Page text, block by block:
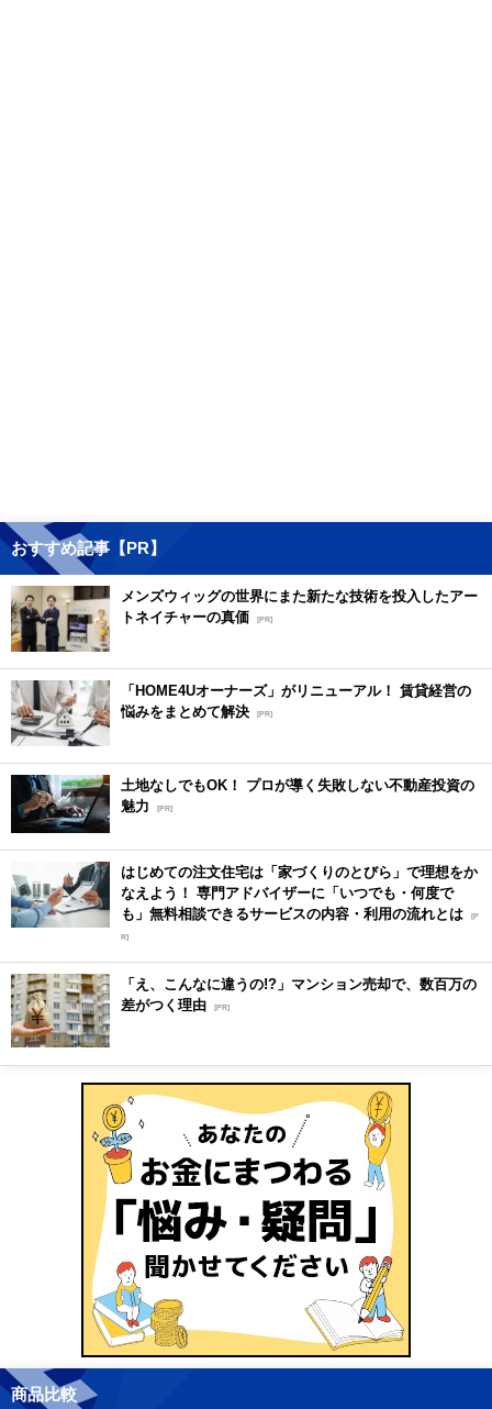
おすすめ記事【PR】
メンズウィッグの世界にまた新たな技術を投入したアー
トネイチャーの真価 [PR]
「HOME4Uオーナーズ」がリニューアル！ 賃貸経営の
悩みをまとめて解決 [PR]
土地なしでもOK！ プロが導く失敗しない不動産投資の
魅力
[PR]
はじめての注文住宅は「家づくりのとびら」で理想をか
なえよう！ 専門アドバイザーに「いつでも・何度で
も」無料相談できるサービスの内容・利用の流れとは [P
R]
「え、こんなに違うの!?」マンション売却で、数百万の
差がつく理由 [PR]
商品比較